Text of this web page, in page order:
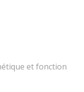
et fonction